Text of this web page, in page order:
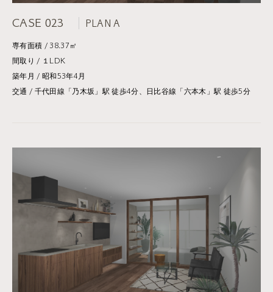
CASE 023 PLAN A
専有面積 / 38.37㎡
間取り / １LDK
築年月 / 昭和53年4月
交通 / 千代田線「乃木坂」駅 徒歩4分、日比谷線「六本木」駅 徒歩5分